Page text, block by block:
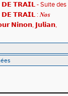
- Suite des
𝗧𝗥𝗔𝗜𝗟 : 𝑵𝒐𝒔
𝗡𝗶𝗻𝗼𝗻, 𝗝𝘂𝗹𝗶𝗮𝗻,